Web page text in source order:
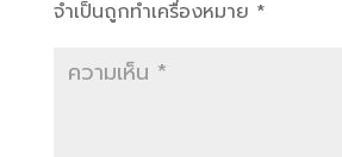
จำเป็นถูกทำเครื่องหมาย *